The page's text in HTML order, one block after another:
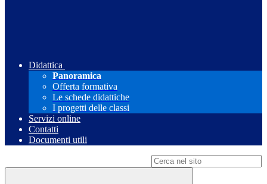
Didattica
Panoramica
Offerta formativa
Le schede didattiche
I progetti delle classi
Servizi online
Contatti
Documenti utili